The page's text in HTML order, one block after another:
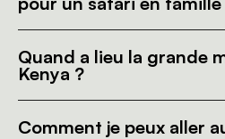
Quand a lieu la grande
Kenya ?
Comment je peux aller